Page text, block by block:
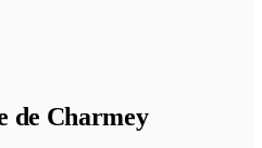
de Charmey